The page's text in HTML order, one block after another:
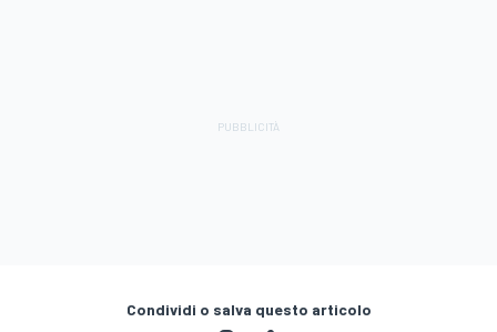
Condividi o salva questo articolo